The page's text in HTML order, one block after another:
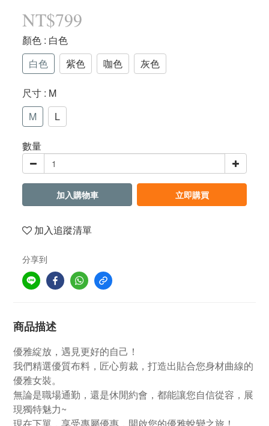
NT$799
顏色 : 白色
白色
紫色 咖色 灰色
尺寸 : M
M
L
數量
加入購物車 立即購買
加入追蹤清單
分享到
商品描述
優雅綻放，遇見更好的自己！
我們精選優質布料，匠心剪裁，打造出貼合您身材曲線的
優雅女裝。
無論是職場通勤，還是休閒約會，都能讓您自信從容，展
現獨特魅力~